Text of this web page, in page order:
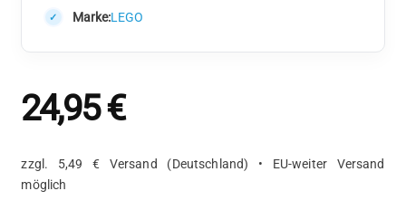
Marke:LEGO
24,95€
zzgl. 5,49 € Versand (Deutschland) • EU-weiter Versand
möglich